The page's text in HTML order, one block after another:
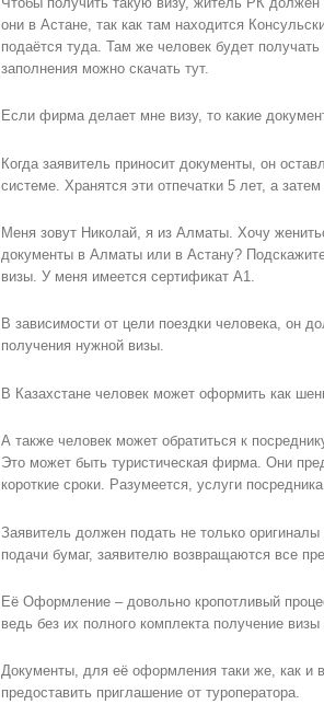
они в Астане, так как там находится
подаётся туда. Там же человек будет
заполнения можно скачать тут.
Если фирма делает мне визу, то какие
Когда заявитель приносит документы, он
системе. Хранятся эти отпечатки 5 лет, а
Меня зовут Николай, я из Алматы. Хочу
документы в Алматы или в Астану?
визы. У меня имеется сертификат А1.
В зависимости от цели поездки человека, он
получения нужной визы.
В Казахстане человек может оформить как
А также человек может обратиться к
Это может быть туристическая фирма. Они
короткие сроки. Разумеется, услуги
Заявитель должен подать не только
подачи бумаг, заявителю возвращаются все
Её Оформление – довольно кропотливый
ведь без их полного комплекта получение
Документы, для её оформления таки же, как и
предоставить приглашение от туроператора.